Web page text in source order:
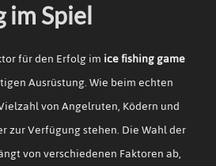
im Spiel
für den Erfolg imice fishing game
Ausrüstung. Wie beim echten
von Angelruten, Ködern und
zur Verfügung stehen. Die Wahl der
von verschiedenen Faktoren ab,